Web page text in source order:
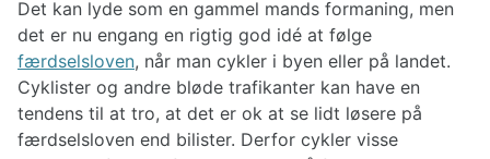
Det kan lyde som en gammel mands formaning, men
det er nu engang en rigtig god idé at følge
færdselsloven, når man cykler i byen eller på landet.
Cyklister og andre bløde trafikanter kan have en
tendens til at tro, at det er ok at se lidt løsere på
færdselsloven end bilister. Derfor cykler visse